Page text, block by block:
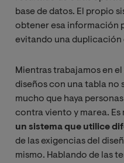
base de datos. El propio
obtener esa información
evitando una duplicación
Mientras trabajamos en
diseños con una tabla no
mucho que haya
contra viento y marea.
un sistema que utilice
de las exigencias del
mismo. Hablando de las